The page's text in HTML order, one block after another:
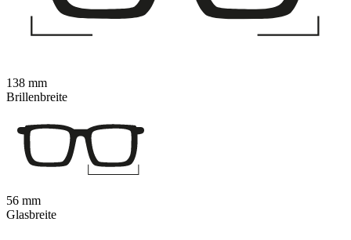
138 mm
Brillenbreite
56 mm
Glasbreite